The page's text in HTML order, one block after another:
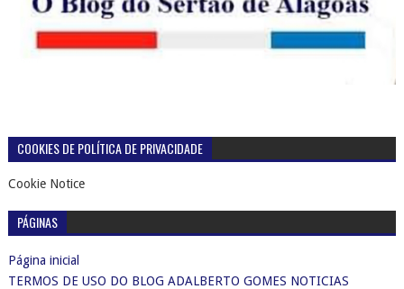
COOKIES DE POLÍTICA DE PRIVACIDADE
Cookie Notice
PÁGINAS
Página inicial
TERMOS DE USO DO BLOG ADALBERTO GOMES NOTICIAS